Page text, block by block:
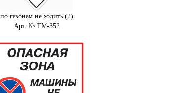
по газонам не ходить (2)
Арт. № ТМ-352